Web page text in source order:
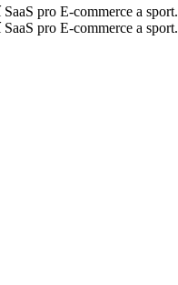
pro E-commerce a sport.
pro E-commerce a sport.